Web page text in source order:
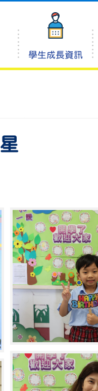
學生成長資訊